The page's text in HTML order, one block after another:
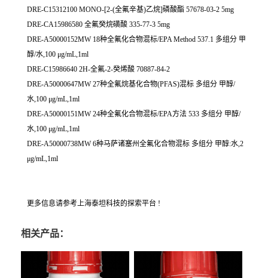
DRE-C15312100 MONO-[2-(全氟辛基)乙烷]磷酸酯 57678-03-2 5mg
DRE-CA15986580 全氟癸烷磺酸 335-77-3 5mg
DRE-A50000152MW 18种全氟化合物混标/EPA Method 537.1 多组分 甲
醇/水,100 μg/mL,1ml
DRE-C15986640 2H-全氟-2-癸烯酸 70887-84-2
DRE-A50000647MW 27种全氟烷基化合物(PFAS)混标 多组分 甲醇/
水,100 μg/mL,1ml
DRE-A50000151MW 24种全氟化合物混标/EPA方法 533 多组分 甲醇/
水,100 μg/mL,1ml
DRE-A50000738MW 6种马萨诸塞州全氟化合物混标 多组分 甲醇:水,2
μg/mL,1ml
更多信息请参考上海泰坦科技的探索平台 !
相关产品：